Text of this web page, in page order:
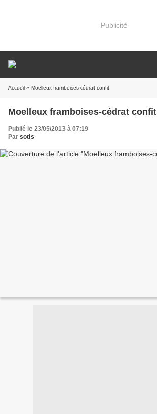
Publicité
Accueil » Moelleux framboises-cédrat confit
Moelleux framboises-cédrat confit
Publié le 23/05/2013 à 07:19
Par sotis